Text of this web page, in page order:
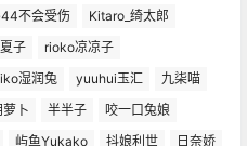
不会受伤
Kitaro_绮太郎
子
rioko凉凉子
湿润兔 yuuhui玉汇
九柒喵
卜 半半子
咬一口兔娘
屿鱼Yukako 抖娘利世 日奈娇